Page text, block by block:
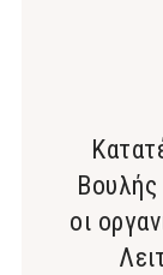
Βουλής
οι